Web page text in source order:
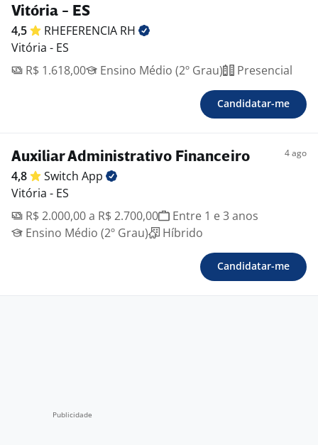
Vitória - ES
4,5 RHEFERENCIA RH
Vitória - ES
R$ 1.618,00
Ensino Médio (2º Grau) Presencial
Candidatar-me
Auxiliar Administrativo Financeiro 4 ago
4,8 Switch App
Vitória - ES
R$ 2.000,00 a R$ 2.700,00
Entre 1 e 3 anos
Ensino Médio (2º Grau)
Híbrido
Candidatar-me